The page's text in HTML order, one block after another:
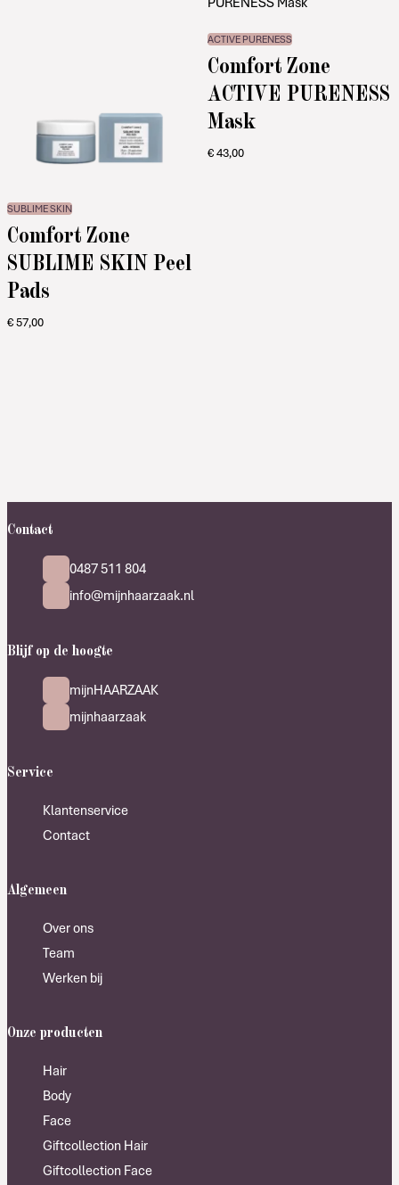
SUBLIME SKIN
Comfort Zone
SUBLIME SKIN Peel
Pads
€57,00
ACTIVE PURENESS
Comfort Zone
ACTIVE PURENESS
Mask
€43,00
Contact
0487 511 804
info@mijnhaarzaak.nl
Blijf op de hoogte
mijnHAARZAAK
mijnhaarzaak
Service
Klantenservice
Contact
Algemeen
Over ons
Team
Werken bij
Onze producten
Hair
Body
Face
Giftcollection Hair
Giftcollection Face